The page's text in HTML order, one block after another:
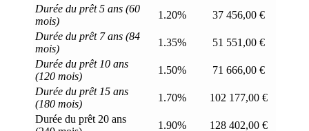
Durée du prêt 5 ans (60
mois)
1.20%
37 456,00 €
Durée du prêt 7 ans (84
mois)
1.35%
51 551,00 €
Durée du prêt 10 ans
(120 mois)
1.50%
71 666,00 €
Durée du prêt 15 ans
(180 mois)
1.70%
102 177,00 €
Durée du prêt 20 ans
1.90%
128 402,00 €